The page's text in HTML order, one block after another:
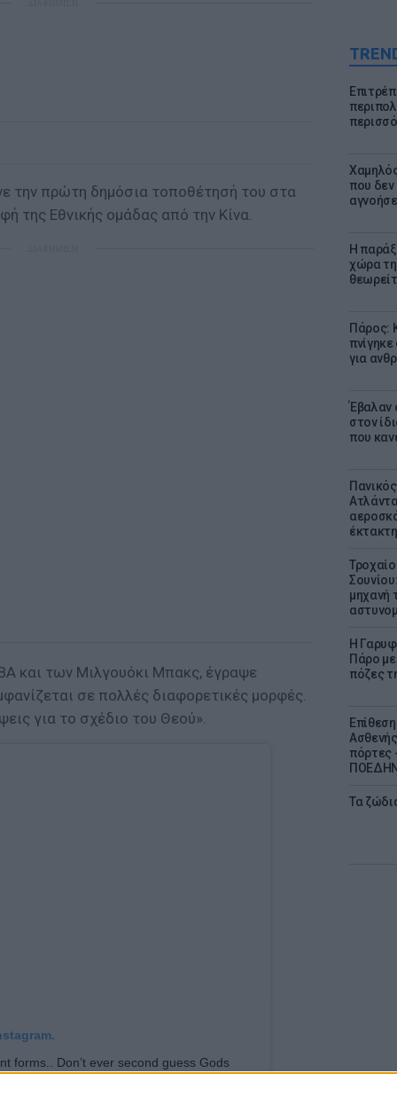
που δεν
Η
χώρα
Πάρος:
για
Έβαλαν
στον
που
μηχανή
Η
Πάρο με
πόζες
πόρτες
Τα
την πρώτη δημόσια τοποθέτησή του στα
της Εθνικής ομάδας από την Κίνα.
και των Μιλγουόκι Μπακς, έγραψε
σε πολλές διαφορετικές μορφές.
για το σχέδιο του Θεού».
forms.. Don’t ever second guess Gods